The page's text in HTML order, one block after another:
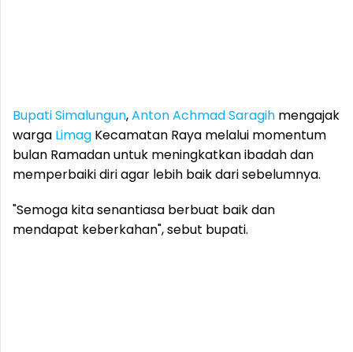
BupatiSimalungun,Anton Achmad Saragih mengajak
warga Limag Kecamatan Raya melalui momentum
bulan Ramadan untuk meningkatkan ibadah dan
memperbaiki diri agar lebih baik dari sebelumnya.
"Semoga kita senantiasa berbuat baik dan
mendapat keberkahan", sebut bupati.